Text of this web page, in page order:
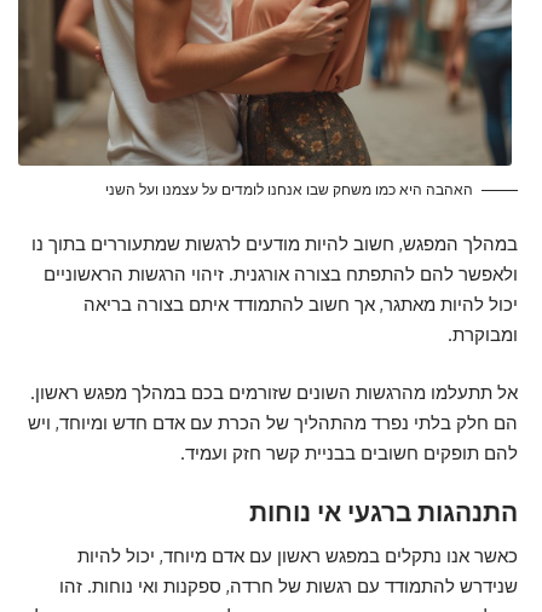
האהבה היא כמו משחק שבו אנחנו לומדים על עצמנו ועל השני
במהלך המפגש, חשוב להיות מודעים לרגשות שמתעוררים בתוך נו
ולאפשר להם להתפתח בצורה אורגנית. זיהוי הרגשות הראשוניים
יכול להיות מאתגר, אך חשוב להתמודד איתם בצורה בריאה
ומבוקרת.
אל תתעלמו מהרגשות השונים שזורמים בכם במהלך מפגש ראשון.
הם חלק בלתי נפרד מהתהליך של הכרת עם אדם חדש ומיוחד, ויש
להם תופקים חשובים בבניית קשר חזק ועמיד.
התנהגות ברגעי אי נוחות
כאשר אנו נתקלים במפגש ראשון עם אדם מיוחד, יכול להיות
שנידרש להתמודד עם רגשות של חרדה, ספקנות ואי נוחות. זהו